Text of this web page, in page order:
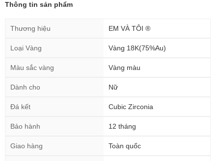
Thông tin sản phẩm
Thương hiệu EM VÀ TÔI ®
Loại Vàng Vàng 18K(75%Au)
Màu sắc vàng Vàng màu
Dành cho Nữ
Đá kết Cubic Zirconia
Bảo hành 12 tháng
Giao hàng Toàn quốc